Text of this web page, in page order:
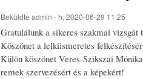
Beküldte admin - h, 2020-06-29 11:25
Gratulálunk a sikeres szakmai
Köszönet a lelkiismeretes
Külön köszönet Veres-Szikszai
remek szervezésért és a képekért!